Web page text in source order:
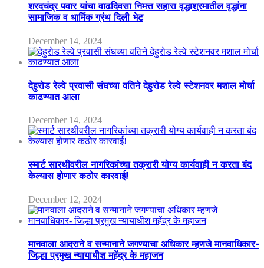
शरदचंद्र पवार यांचा वाढदिवसा निमत्त सहारा वृद्धाश्रमातील वृद्धांना
सामाजिक व धार्मिक ग्रंथ दिली भेट
December 14, 2024
देहुरोड रेल्वे प्रवासी संघच्या वतिने देहुरोड रेल्वे स्टेशनवर मशाल मोर्चा
काढण्यात आला
December 14, 2024
स्मार्ट सारथीवरील नागरिकांच्या तक्रारी योग्य कार्यवाही न करता बंद
केल्यास होणार कठोर कारवाई!
December 12, 2024
मानवाला आदराने व सन्मानाने जगण्याचा अधिकार म्हणजे मानवाधिकार-
जिल्हा प्रमुख न्यायाधीश महेंद्र के महाजन